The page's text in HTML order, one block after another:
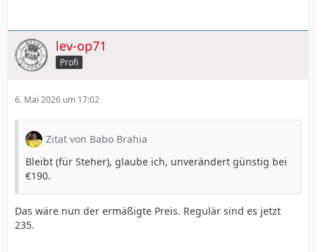
lev-op71
Profi
6. Mai 2026 um 17:02
Zitat von Babo Brahia
Bleibt (für Steher), glaube ich, unverändert günstig bei
€190.
Das wäre nun der ermäßigte Preis. Regulär sind es jetzt
235.